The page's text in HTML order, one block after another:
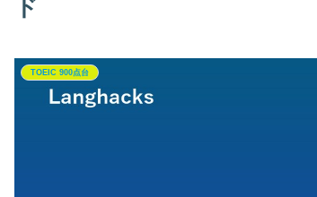
ド
TOEIC 900点台